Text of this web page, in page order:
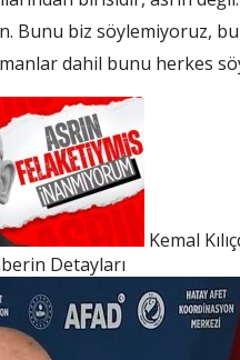
Bunu biz söylemiyoruz,
dahil bunu herkes
Kemal
Detayları